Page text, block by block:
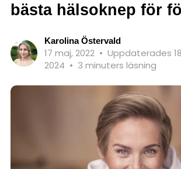
bästa hälsoknep för
Karolina Östervald
17 maj, 2022 • Uppdaterades
2024 • 3 minuters läsning